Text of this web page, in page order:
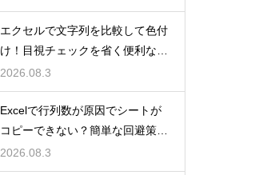
エクセルで文字列を比較して色付
け！目視チェックを省く便利な関
数
2026.08.3
Excelで行列数が原因でシートが
コピーできない？簡単な回避策を
解説
2026.08.3